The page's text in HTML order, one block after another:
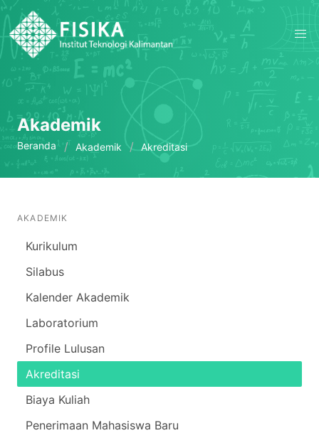
Akademik
Beranda Akademik Akreditasi
AKADEMIK
Kurikulum
Silabus
Kalender Akademik
Laboratorium
Profile Lulusan
Akreditasi
Biaya Kuliah
Penerimaan Mahasiswa Baru